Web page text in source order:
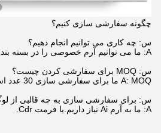
چگونه سفارشی سازی کنیم؟
س: چه کاری می توانیم انجام دهیم؟
A: ما می توانیم آرم خصوصی را در بسته بندی ایجاد کنیم.
س: MOQ برای سفارشی کردن چیست؟
A: MOQ ما برای سفارشی سازی 30 عدد است.
س: برای سفارشی سازی به چه قالبی از لوگو
A: ما به آرم Ai نیاز داریم.یا فرمت Cdr.